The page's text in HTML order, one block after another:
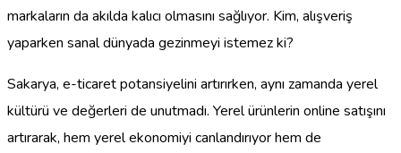
markaların da akılda kalıcı olmasını sağlıyor. Kim, alışveriş
yaparken sanal dünyada gezinmeyi istemez ki?
Sakarya, e-ticaret potansiyelini artırırken, aynı zamanda yerel
kültürü ve değerleri de unutmadı. Yerel ürünlerin online satışını
artırarak, hem yerel ekonomiyi canlandırıyor hem de